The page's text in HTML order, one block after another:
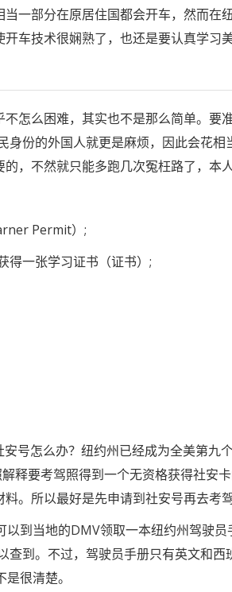
一部分在原居住国都会开车，然而在
开车技术很娴熟了，也还是要认真学习
不怎么困难，其实也不是那么简单。要
身份的外国人就更是麻烦，因此会花相
，不然就只能多跑几次冤枉路了，本
Permit）;
得一张学习证书（证书）;
号怎么办？纽约州已经成为全美第九
要考驾照得到一个无资格获得社安卡
。所以最好是先申请到社安号再去考驾
到当地的DMV领取一本纽约州驾驶员
到。不过，驾驶员手册只有英文和西
很清楚。